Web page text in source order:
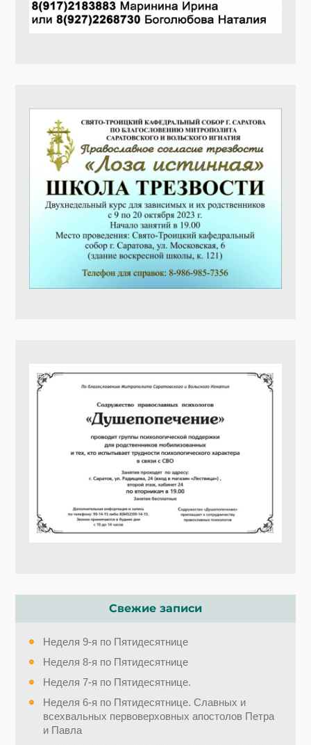
Свежие записи
Неделя 9-я по Пятидесятнице
Неделя 8-я по Пятидесятнице
Неделя 7-я по Пятидесятнице.
Неделя 6-я по Пятидесятнице. Славных и
всехвальных первоверховных апостолов Петра
и Павла